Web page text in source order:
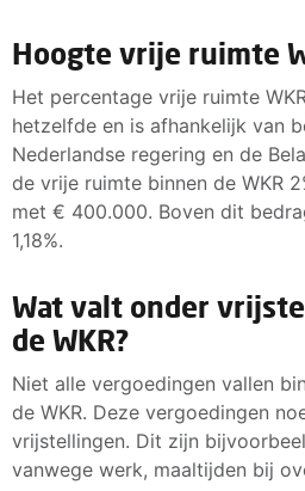
Hoogte vrije ruimte
Het percentage vrije ruimte
hetzelfde en is afhankelijk van
Nederlandse regering en de
de vrije ruimte binnen de WKR
met € 400.000. Boven dit
1,18%.
Wat valt onder
de WKR?
Niet alle vergoedingen vallen
de WKR. Deze vergoedingen
vrijstellingen. Dit zijn
vanwege werk, maaltijden bij